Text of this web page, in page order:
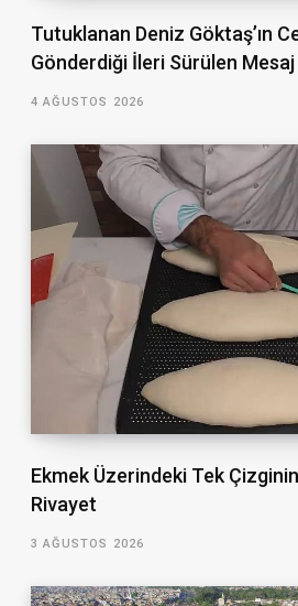
Tutuklanan Deniz Göktaş’ın
Gönderdiği İleri Sürülen Mesaj
4 AĞUSTOS 2026
Ekmek Üzerindeki Tek
Rivayet
3 AĞUSTOS 2026